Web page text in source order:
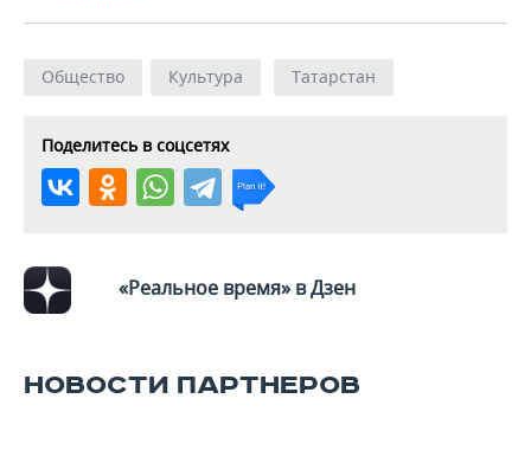
Общество Культура Татарстан
Поделитесь в соцсетях
«Реальное время» в Дзен
НОВОСТИ ПАРТНЕРОВ